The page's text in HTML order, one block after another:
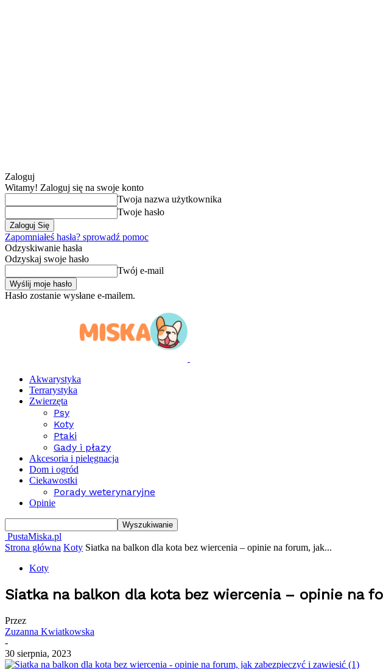
Zaloguj
Witamy! Zaloguj się na swoje konto
Twoja nazwa użytkownika
Twoje hasło
Zapomniałeś hasła? sprowadź pomoc
Odzyskiwanie hasła
Odzyskaj swoje hasło
Twój e-mail
Hasło zostanie wysłane e-mailem.
Akwarystyka
Terrarystyka
Zwierzęta
Psy
Koty
Ptaki
Gady i płazy
Akcesoria i pielęgnacja
Dom i ogród
Ciekawostki
Porady weterynaryjne
Opinie
PustaMiska.pl
Strona główna Koty Siatka na balkon dla kota bez wiercenia – opinie na forum, jak...
Koty
Siatka na balkon dla kota bez wiercenia – opinie na
Przez
Zuzanna Kwiatkowska
-
30 sierpnia, 2023